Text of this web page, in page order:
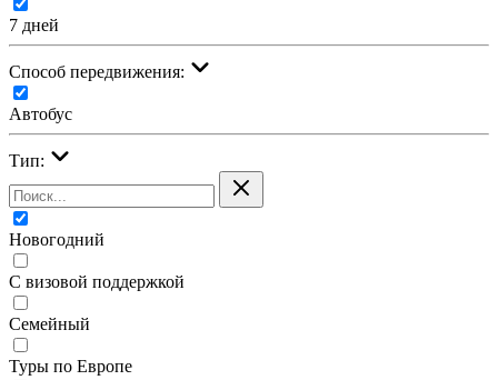
7 дней
Cпособ передвижения:
Автобус
Тип:
Новогодний
С визовой поддержкой
Семейный
Туры по Европе